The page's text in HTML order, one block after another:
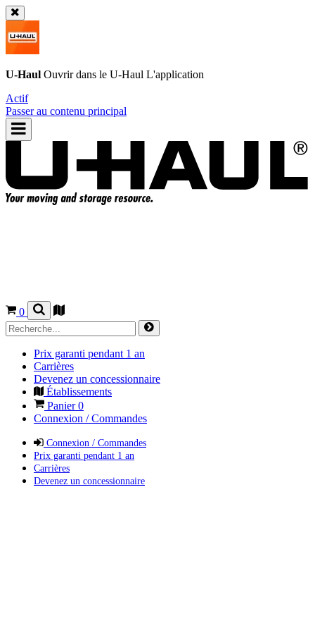
U-Haul Ouvrir dans le U-Haul L'application
Actif
Passer au contenu principal
0
Prix garanti pendant 1 an
Carrières
Devenez un concessionnaire
Établissements
Panier0
Connexion / Commandes
Connexion / Commandes
Prix garanti pendant 1 an
Carrières
Devenez un concessionnaire